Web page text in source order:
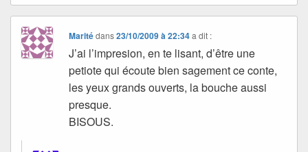
Maritédans23/10/2009 à 22:34 a dit :
J’ai l’impresion, en te lisant, d’être une
petiote qui écoute bien sagement ce conte,
les yeux grands ouverts, la bouche aussi
presque.
BISOUS.